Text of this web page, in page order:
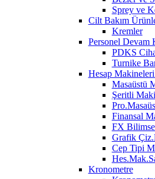
Sprey ve
Cilt Bakım
Kremler
Personel Devam
PDKS
Turnike
Hesap
Masaüstü
Şeritli
Finansal
FX
Grafik
Cep Tipi
Kronometre